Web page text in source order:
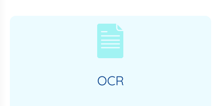
OCR